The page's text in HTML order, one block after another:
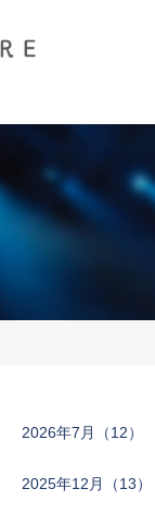
2​0​2​6​年7月​（12）
2​0​2​5​年​12月​（13）